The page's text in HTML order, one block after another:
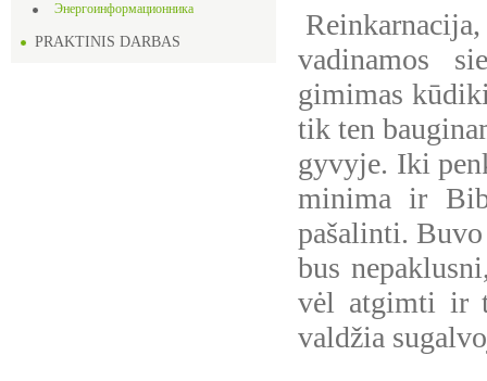
Энергоинформационника
PRAKTINIS DARBAS
vadinamos
gimimas
tik ten
gyvyje. Iki
minima ir
pašalinti.
bus
vėl atgimti ir
valdžia